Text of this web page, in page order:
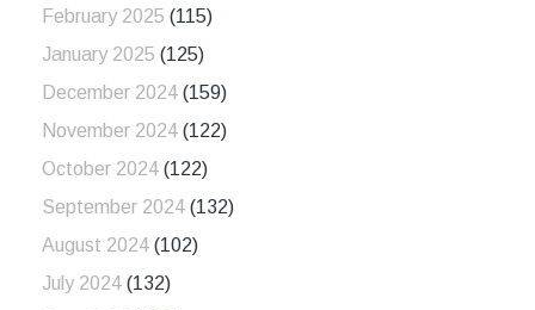
February 2025 (115)
January 2025 (125)
December 2024 (159)
November 2024 (122)
October 2024 (122)
September 2024 (132)
August 2024 (102)
July 2024 (132)